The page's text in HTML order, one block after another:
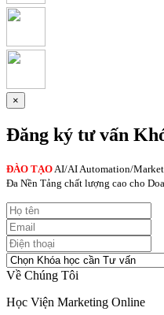
×
Đăng ký tư vấn
ĐÀO TẠOAI/AI Automation/
Đa Nền Tảng chất lượng cao cho
Về Chúng Tôi
Học Viện Marketing Online